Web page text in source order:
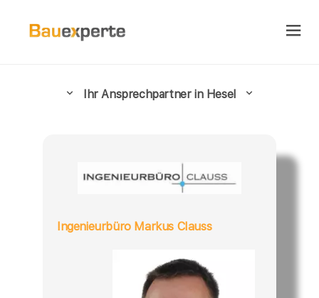
Ihr Ansprechpartner in Hesel
Ingenieurbüro Markus Clauss